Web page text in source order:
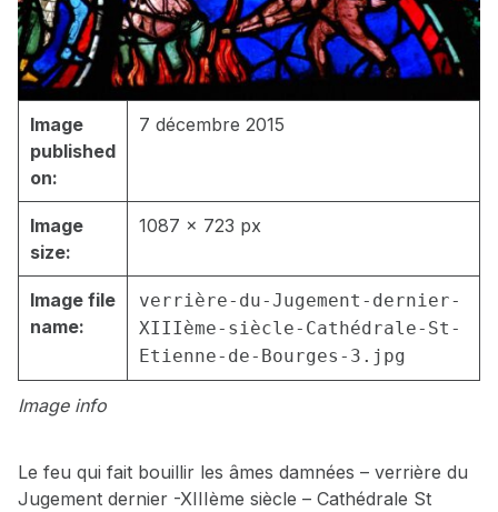
Image info
Image
published
on:
7 décembre 2015
Image
size:
1087 × 723 px
Image file
name:
verrière-du-Jugement-dernier-
XIIIème-siècle-Cathédrale-St-
Etienne-de-Bourges-3.jpg
Le feu qui fait bouillir les âmes damnées – verrière du
Jugement dernier -XIIIème siècle – Cathédrale St